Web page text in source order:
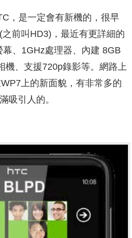
，是一定會有新機的，很早
前叫HD3)，最近有更詳細的
、1GHz處理器、內建 8GB
機、支援720p錄影等。網路上
上的新面貌，有非常多的
吸引人的。